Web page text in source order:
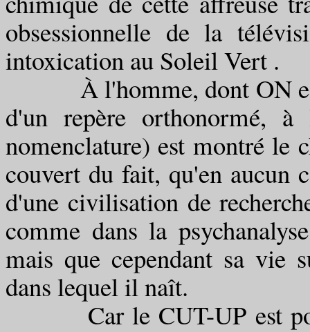
obsessionnelle de la
intoxication au Soleil Vert .
À l'homme, dont ON
d'un repère orthonormé,
nomenclature) est montré le
couvert du fait, qu'en aucun
d'une civilisation de
comme dans la
mais que cependant sa vie
dans lequel il naît.
Car le CUT-UP est pour